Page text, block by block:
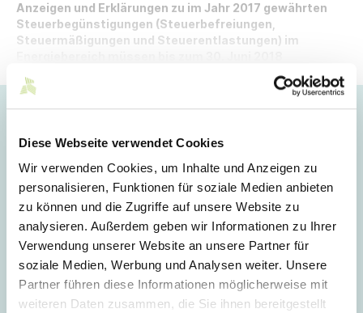
Diese Webseite verwendet Cookies
Wir verwenden Cookies, um Inhalte und Anzeigen zu
personalisieren, Funktionen für soziale Medien anbieten
zu können und die Zugriffe auf unsere Website zu
analysieren. Außerdem geben wir Informationen zu Ihrer
Verwendung unserer Website an unsere Partner für
soziale Medien, Werbung und Analysen weiter. Unsere
Partner führen diese Informationen möglicherweise mit
weiteren Daten zusammen, die Sie ihnen bereitgestellt
Anzeigen und Erklärungen zu im Jahr 2017 gewährten
Steuerbegünstigungen (Steuerbefreiungen,
Steuermäßigungen und Steuerentlastungen) im
Dieser Artikel ist nur für Mitglieder sichtbar.
Login
E-Mail